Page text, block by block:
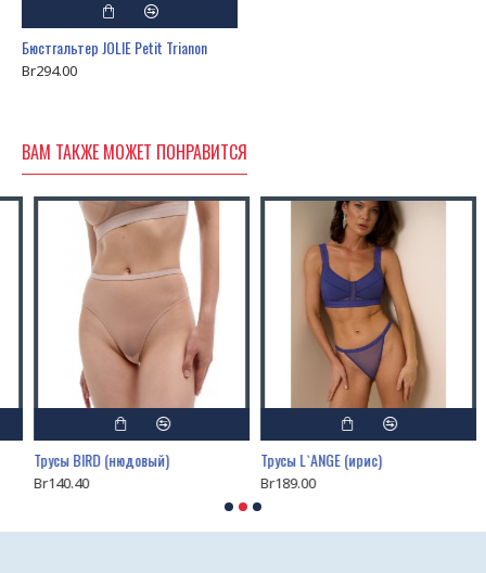
Бюстгальтер JOLIE Petit Trianon
Br294.00
ВАМ ТАКЖЕ МОЖЕТ ПОНРАВИТСЯ
Трусы BIRD (нюдовый)
Br140.40
Трусы L`ANGE (ирис)
Br189.00